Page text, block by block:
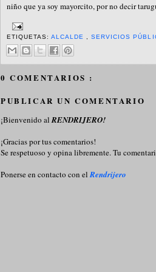
niño que ya soy mayorcito, por no decir
ETIQUETAS:ALCALDE ,SERVICIOS
0 COMENTARIOS :
PUBLICAR UN COMENTARIO
¡Bienvenido alRENDRIJERO!
¡Gracias por tus comentarios!
Se respetuoso y opina libremente. Tu
Ponerse en contacto con elRendrijero